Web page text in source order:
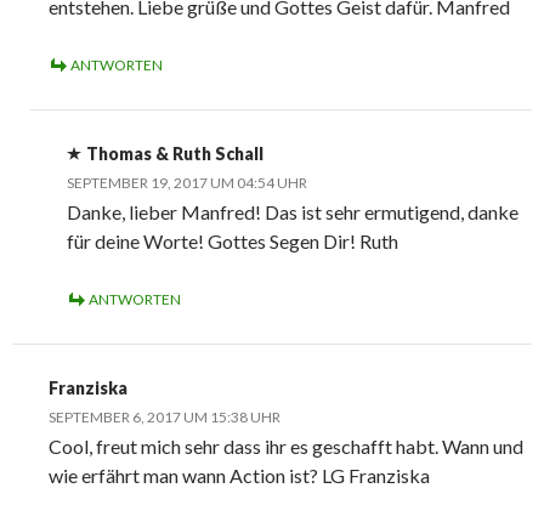
entstehen. Liebe grüße und Gottes Geist dafür. Manfred
ANTWORTEN
Thomas & Ruth Schall
SEPTEMBER 19, 2017 UM 04:54 UHR
Danke, lieber Manfred! Das ist sehr ermutigend, danke
für deine Worte! Gottes Segen Dir! Ruth
ANTWORTEN
Franziska
SEPTEMBER 6, 2017 UM 15:38 UHR
Cool, freut mich sehr dass ihr es geschafft habt. Wann und
wie erfährt man wann Action ist? LG Franziska